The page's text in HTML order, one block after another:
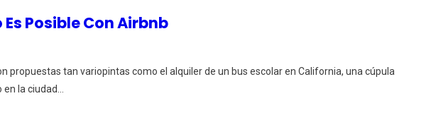
Posible Con Airbnb
propuestas tan variopintas como el alquiler de un bus escolar en California, una cúpula
en la ciudad…